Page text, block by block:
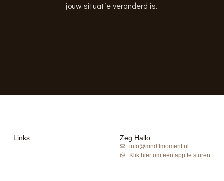
jouw situatie veranderd is.
Links Zeg Hallo
info@mndflmoment.nl
Klik hier om een app te sturen